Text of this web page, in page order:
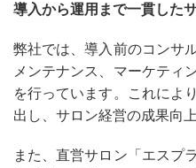
導入から運用まで一貫した
弊社では、導入前のコンサ
メンテナンス、マーケティ
を行っています。これによ
出し、サロン経営の成果向
また、直営サロン「エスプ